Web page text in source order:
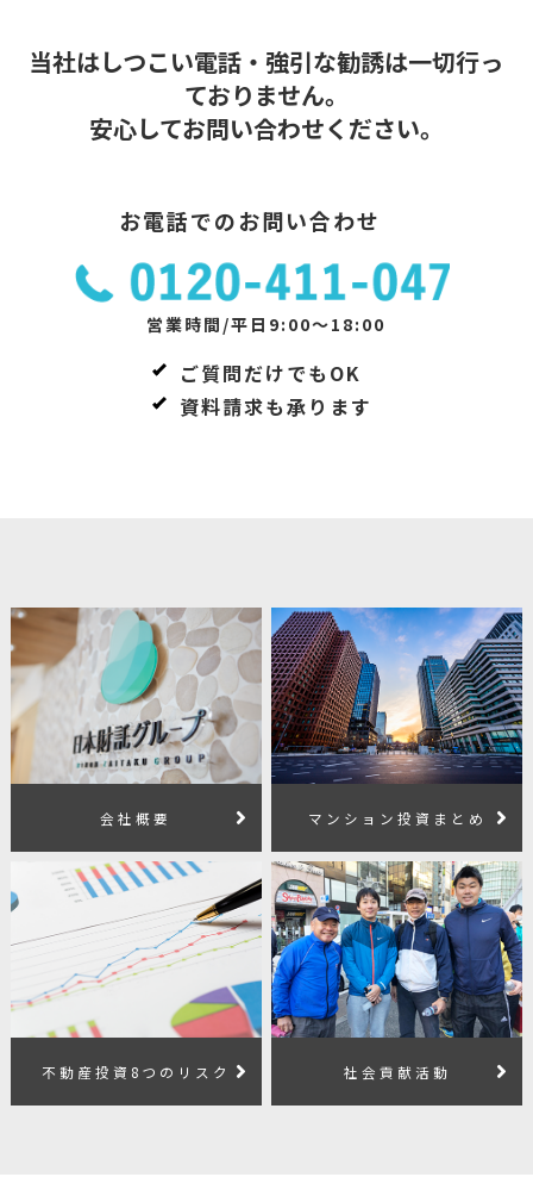
当社はしつこい電話・強引な勧誘は一切行っ
ておりません。
安心してお問い合わせください。
お電話でのお問い合わせ
営業時間/平日9:00～18:00
ご質問だけでもOK
資料請求も承ります
会社概要 マンション投資まとめ
不動産投資8つのリスク 社会貢献活動